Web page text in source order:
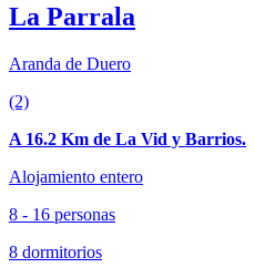
La Parrala
Aranda de Duero
(2)
A 16.2 Km de La Vid y Barrios.
Alojamiento entero
8 - 16 personas
8 dormitorios